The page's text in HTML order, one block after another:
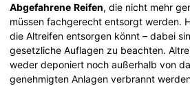
Abgefahrene Reifen, die nicht mehr
müssen fachgerecht entsorgt werden.
die Altreifen entsorgen könnt – dabei
gesetzliche Auflagen zu beachten.
weder deponiert noch außerhalb von
genehmigten Anlagen verbrannt